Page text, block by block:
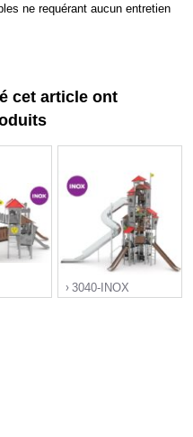
ne requérant aucun entretien
cet article ont
3040-INOX